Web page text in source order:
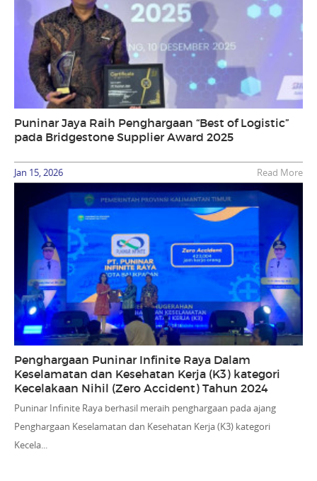
Puninar Jaya Raih Penghargaan “Best of Logistic”
pada Bridgestone Supplier Award 2025
Jan 15, 2026 Read More
Penghargaan Puninar Infinite Raya Dalam
Keselamatan dan Kesehatan Kerja (K3) kategori
Kecelakaan Nihil (Zero Accident) Tahun 2024
Puninar Infinite Raya berhasil meraih penghargaan pada ajang
Penghargaan Keselamatan dan Kesehatan Kerja (K3) kategori
Kecela...